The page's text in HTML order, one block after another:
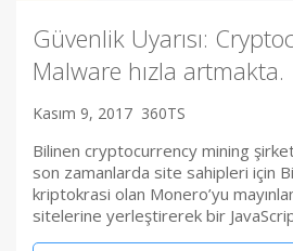
Güvenlik Uyarısı:
Malware hızla artmakta.
Kasım 9, 2017 360TS
Bilinen cryptocurrency mining
son zamanlarda site sahipleri için
kriptokrasi olan Monero’yu
sitelerine yerleştirerek bir